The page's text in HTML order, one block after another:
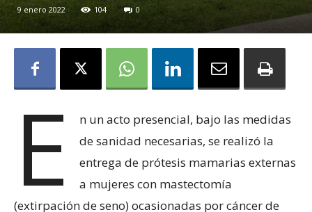
9 enero 2022 104 0
E
n un acto presencial, bajo las medidas
de sanidad necesarias, se realizó la
entrega de prótesis mamarias externas
a mujeres con mastectomía
(extirpación de seno) ocasionadas por cáncer de